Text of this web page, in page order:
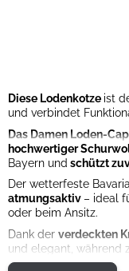
Diese Lodenkotze ist
und verbindet
Das Damen Loden-
hochwertiger
Bayern und schützt
Der wetterfeste
atmungsaktiv – ideal
oder beim Ansitz.
Dank der verdeckten
und elegant, während
Platz für wichtige